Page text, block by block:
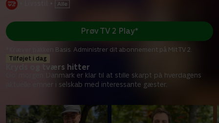
Tilføjet i dag
Kryds og tværs hitter
Go' morgen Danmark er klar til at stille skarpt på hverdagens
aktuelle emner i selskab med interessante gæster.
Prøv TV 2 Play*
*Kræver pakken Basis. Administrer dit abonnement på Mit TV 2.